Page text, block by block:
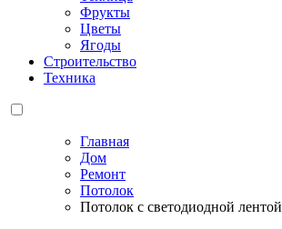
Фрукты
Цветы
Ягоды
Строительство
Техника
Главная
Дом
Ремонт
Потолок
Потолок с светодиодной лентой